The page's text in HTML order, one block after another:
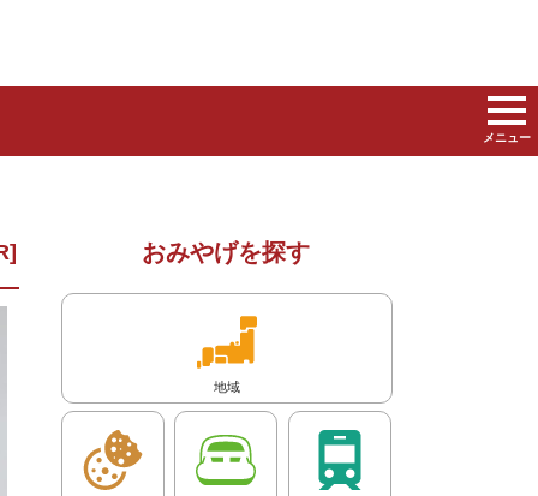
メニュー
おみやげを探す
地域